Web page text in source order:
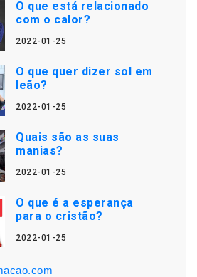
O que está relacionado
com o calor?
2022-01-25
O que quer dizer sol em
leão?
2022-01-25
Quais são as suas
manias?
2022-01-25
O que é a esperança
para o cristão?
2022-01-25